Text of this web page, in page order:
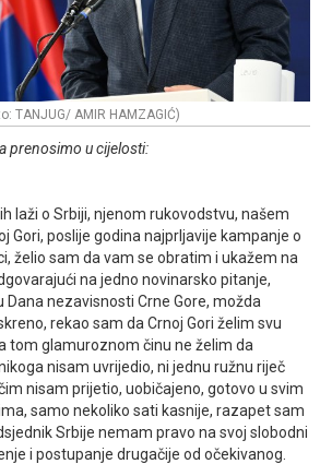
TANJUG/ AMIR HAMZAGIĆ)
prenosimo u cijelosti:
laži o Srbiji, njenom rukovodstvu, našem
Gori, poslije godina najprljavije kampanje o
želio sam da vam se obratim i ukažem na
na jedno novinarsko pitanje,
nezavisnosti Crne Gore, možda
rekao sam da Crnoj Gori želim svu
tom glamuroznom činu ne želim da
nisam uvrijedio, ni jednu ružnu riječ
nisam prijetio, uobičajeno, gotovo u svim
samo nekoliko sati kasnije, razapet sam
Srbije nemam pravo na svoj slobodni
i postupanje drugačije od očekivanog.